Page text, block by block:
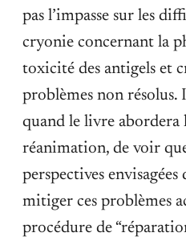
pas l’impasse sur les
cryonie concernant la
toxicité des antigels et
problèmes non résolus.
quand le livre abordera
réanimation, de voir
perspectives
mitiger ces problèmes
procédure de